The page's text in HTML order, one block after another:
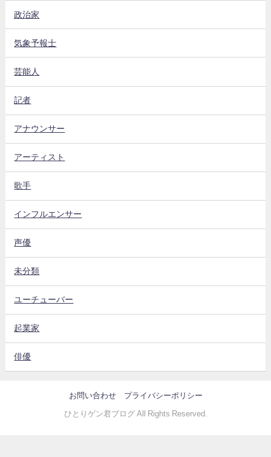
政治家
気象予報士
芸能人
記者
アナウンサー
アーティスト
歌手
インフルエンサー
声優
未分類
ユーチューバー
起業家
俳優
お問い合わせ プライバシーポリシー
ひとりゲン君ブログ All Rights Reserved.